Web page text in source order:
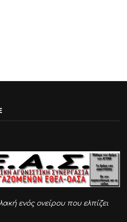
ενός ονείρου που ελπίζει